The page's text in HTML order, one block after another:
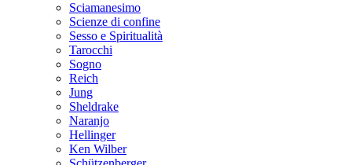
Sciamanesimo
Scienze di confine
Sesso e Spiritualità
Tarocchi
Sogno
Reich
Jung
Sheldrake
Naranjo
Hellinger
Ken Wilber